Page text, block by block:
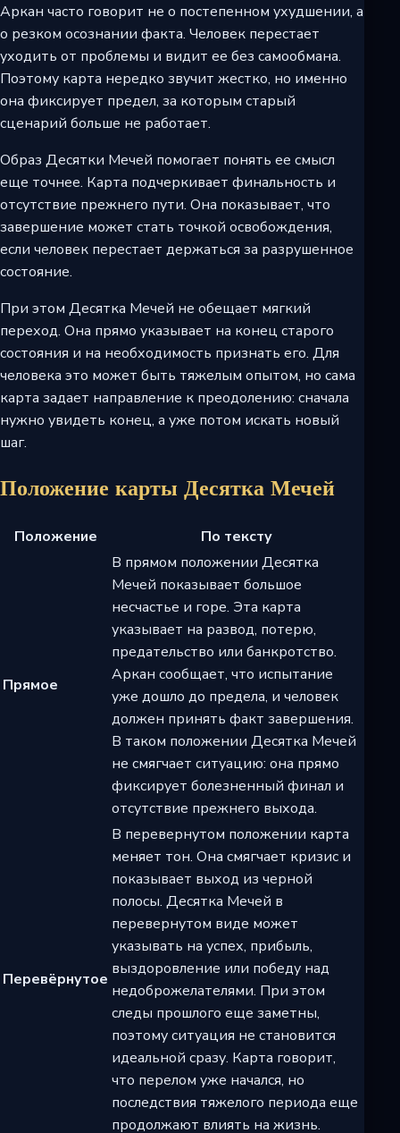
Аркан часто говорит не о постепенном ухудшении, а
о резком осознании факта. Человек перестает
уходить от проблемы и видит ее без самообмана.
Поэтому карта нередко звучит жестко, но именно
она фиксирует предел, за которым старый
сценарий больше не работает.
Образ Десятки Мечей помогает понять ее смысл
еще точнее. Карта подчеркивает финальность и
отсутствие прежнего пути. Она показывает, что
завершение может стать точкой освобождения,
если человек перестает держаться за разрушенное
состояние.
При этом Десятка Мечей не обещает мягкий
переход. Она прямо указывает на конец старого
состояния и на необходимость признать его. Для
человека это может быть тяжелым опытом, но сама
карта задает направление к преодолению: сначала
нужно увидеть конец, а уже потом искать новый
шаг.
Положение карты Десятка Мечей
Положение По тексту
Прямое
В прямом положении Десятка
Мечей показывает большое
несчастье и горе. Эта карта
указывает на развод, потерю,
предательство или банкротство.
Аркан сообщает, что испытание
уже дошло до предела, и человек
должен принять факт завершения.
В таком положении Десятка Мечей
не смягчает ситуацию: она прямо
фиксирует болезненный финал и
отсутствие прежнего выхода.
Перевёрнутое
В перевернутом положении карта
меняет тон. Она смягчает кризис и
показывает выход из черной
полосы. Десятка Мечей в
перевернутом виде может
указывать на успех, прибыль,
выздоровление или победу над
недоброжелателями. При этом
следы прошлого еще заметны,
поэтому ситуация не становится
идеальной сразу. Карта говорит,
что перелом уже начался, но
последствия тяжелого периода еще
продолжают влиять на жизнь.